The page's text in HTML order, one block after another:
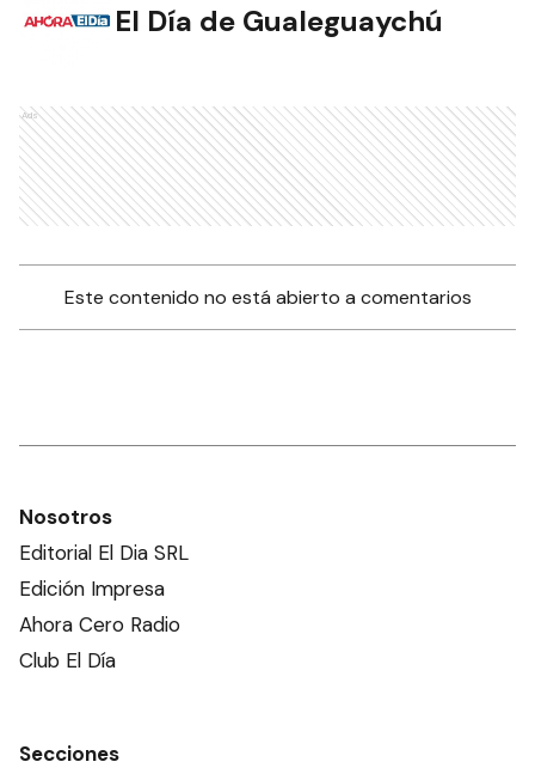
El Día de Gualeguaychú
Ads
Este contenido no está abierto a comentarios
Nosotros
Editorial El Dia SRL
Edición Impresa
Ahora Cero Radio
Club El Día
Secciones